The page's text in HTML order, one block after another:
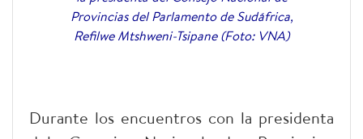
Provincias del Parlamento de Sudáfrica,
Refilwe Mtshweni-Tsipane (Foto: VNA)
Durante los encuentros con la presidenta